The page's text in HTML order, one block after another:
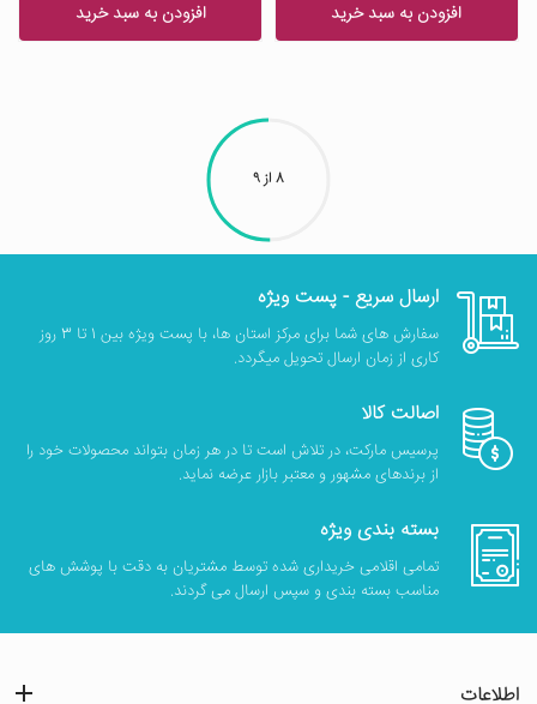
افزودن به سبد خرید افزودن به سبد خرید
8 از9
ارسال سریع - پست ویژه
سفارش های شما برای مرکز استان ها، با پست ویژه بین 1 تا 3 روز
کاری از زمان ارسال تحویل میگردد.
اصالت کالا
پرسیس مارکت، در تلاش است تا در هر زمان بتواند محصولات خود را
از برندهای مشهور و معتبر بازار عرضه نماید.
بسته بندی ویژه
تمامی اقلامی خریداری شده توسط مشتریان به دقت با پوشش های
مناسب بسته بندی و سپس ارسال می گردند.
اطلاعات